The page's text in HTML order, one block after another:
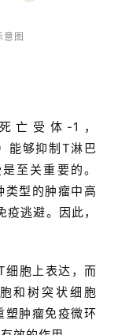
图
亡受体-1，
够抑制T淋巴
至关重要的。
型的肿瘤中高
逃避。因此，
细胞上表达，而
和树突状细胞
塑肿瘤免疫微环